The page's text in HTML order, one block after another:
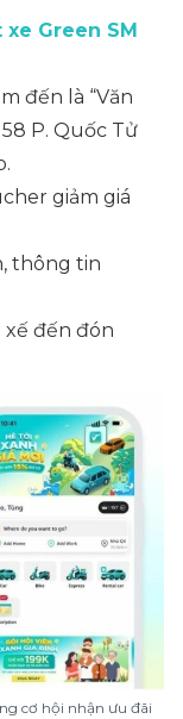
xe Green SM
đến là “Văn
58 P. Quốc Tử
giảm giá
thông tin
xế đến đón
cơ hội nhận ưu đãi